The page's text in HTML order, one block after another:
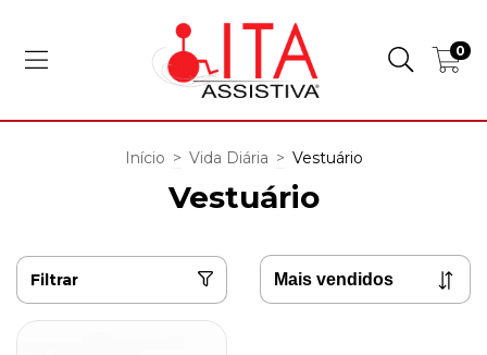
0
Início > Vida Diária > Vestuário
Vestuário
Filtrar